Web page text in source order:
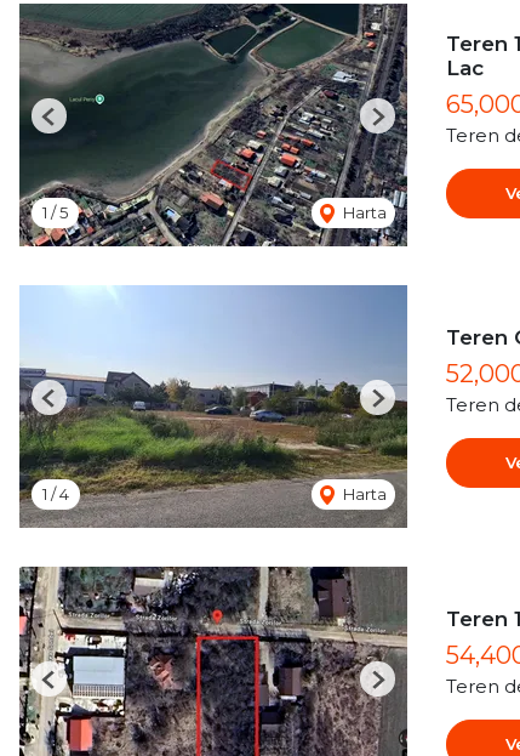
1 /5 Harta
Previous Next
Teren
Lac
Teren
1 /4 Harta
Previous Next
Teren
Teren
Previous Next
Teren
Teren